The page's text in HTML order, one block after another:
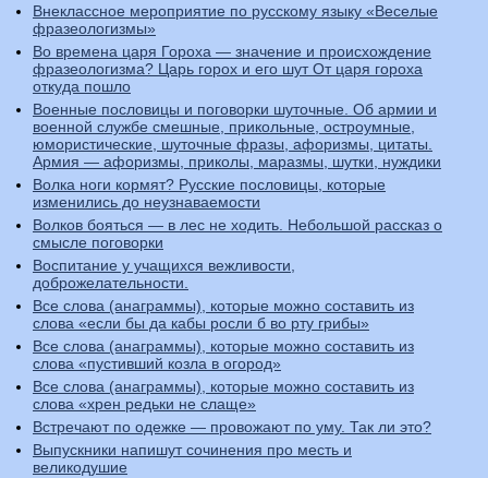
Внеклассное мероприятие по русскому языку «Веселые
фразеологизмы»
Во времена царя Гороха — значение и происхождение
фразеологизма? Царь горох и его шут От царя гороха
откуда пошло
Военные пословицы и поговорки шуточные. Об армии и
военной службе смешные, прикольные, остроумные,
юмористические, шуточные фразы, афоризмы, цитаты.
Армия — афоризмы, приколы, маразмы, шутки, нуждики
Волка ноги кормят? Русские пословицы, которые
изменились до неузнаваемости
Волков бояться — в лес не ходить. Небольшой рассказ о
смысле поговорки
Воспитание у учащихся вежливости,
доброжелательности.
Все слова (анаграммы), которые можно составить из
слова «если бы да кабы росли б во рту грибы»
Все слова (анаграммы), которые можно составить из
слова «пустивший козла в огород»
Все слова (анаграммы), которые можно составить из
слова «хрен редьки не слаще»
Встречают по одежке — провожают по уму. Так ли это?
Выпускники напишут сочинения про месть и
великодушие